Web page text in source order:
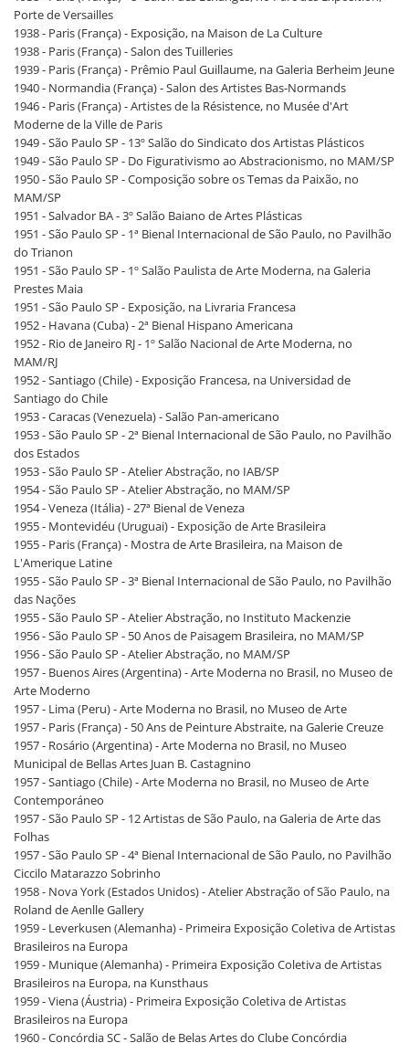
Porte de Versailles
1938 - Paris (França) - Exposição, na Maison de La Culture
1938 - Paris (França) - Salon des Tuilleries
1939 - Paris (França) - Prêmio Paul Guillaume, na Galeria Berheim Jeune
1940 - Normandia (França) - Salon des Artistes Bas-Normands
1946 - Paris (França) - Artistes de la Résistence, no Musée d'Art
Moderne de la Ville de Paris
1949 - São Paulo SP - 13º Salão do Sindicato dos Artistas Plásticos
1949 - São Paulo SP - Do Figurativismo ao Abstracionismo, no MAM/SP
1950 - São Paulo SP - Composição sobre os Temas da Paixão, no
MAM/SP
1951 - Salvador BA - 3º Salão Baiano de Artes Plásticas
1951 - São Paulo SP - 1ª Bienal Internacional de São Paulo, no Pavilhão
do Trianon
1951 - São Paulo SP - 1º Salão Paulista de Arte Moderna, na Galeria
Prestes Maia
1951 - São Paulo SP - Exposição, na Livraria Francesa
1952 - Havana (Cuba) - 2ª Bienal Hispano Americana
1952 - Rio de Janeiro RJ - 1º Salão Nacional de Arte Moderna, no
MAM/RJ
1952 - Santiago (Chile) - Exposição Francesa, na Universidad de
Santiago do Chile
1953 - Caracas (Venezuela) - Salão Pan-americano
1953 - São Paulo SP - 2ª Bienal Internacional de São Paulo, no Pavilhão
dos Estados
1953 - São Paulo SP - Atelier Abstração, no IAB/SP
1954 - São Paulo SP - Atelier Abstração, no MAM/SP
1954 - Veneza (Itália) - 27ª Bienal de Veneza
1955 - Montevidéu (Uruguai) - Exposição de Arte Brasileira
1955 - Paris (França) - Mostra de Arte Brasileira, na Maison de
L'Amerique Latine
1955 - São Paulo SP - 3ª Bienal Internacional de São Paulo, no Pavilhão
das Nações
1955 - São Paulo SP - Atelier Abstração, no Instituto Mackenzie
1956 - São Paulo SP - 50 Anos de Paisagem Brasileira, no MAM/SP
1956 - São Paulo SP - Atelier Abstração, no MAM/SP
1957 - Buenos Aires (Argentina) - Arte Moderna no Brasil, no Museo de
Arte Moderno
1957 - Lima (Peru) - Arte Moderna no Brasil, no Museo de Arte
1957 - Paris (França) - 50 Ans de Peinture Abstraite, na Galerie Creuze
1957 - Rosário (Argentina) - Arte Moderna no Brasil, no Museo
Municipal de Bellas Artes Juan B. Castagnino
1957 - Santiago (Chile) - Arte Moderna no Brasil, no Museo de Arte
Contemporáneo
1957 - São Paulo SP - 12 Artistas de São Paulo, na Galeria de Arte das
Folhas
1957 - São Paulo SP - 4ª Bienal Internacional de São Paulo, no Pavilhão
Ciccilo Matarazzo Sobrinho
1958 - Nova York (Estados Unidos) - Atelier Abstração of São Paulo, na
Roland de Aenlle Gallery
1959 - Leverkusen (Alemanha) - Primeira Exposição Coletiva de Artistas
Brasileiros na Europa
1959 - Munique (Alemanha) - Primeira Exposição Coletiva de Artistas
Brasileiros na Europa, na Kunsthaus
1959 - Viena (Áustria) - Primeira Exposição Coletiva de Artistas
Brasileiros na Europa
1960 - Concórdia SC - Salão de Belas Artes do Clube Concórdia